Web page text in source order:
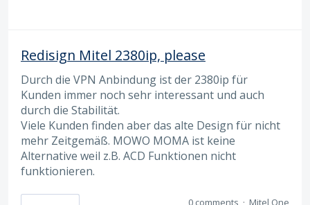
Redisign Mitel 2380ip, please
Durch die VPN Anbindung ist der 2380ip für
Kunden immer noch sehr interessant und auch
durch die Stabilität.
Viele Kunden finden aber das alte Design für nicht
mehr Zeitgemäß. MOWO MOMA ist keine
Alternative weil z.B. ACD Funktionen nicht
funktionieren.
0 comments · Mitel One